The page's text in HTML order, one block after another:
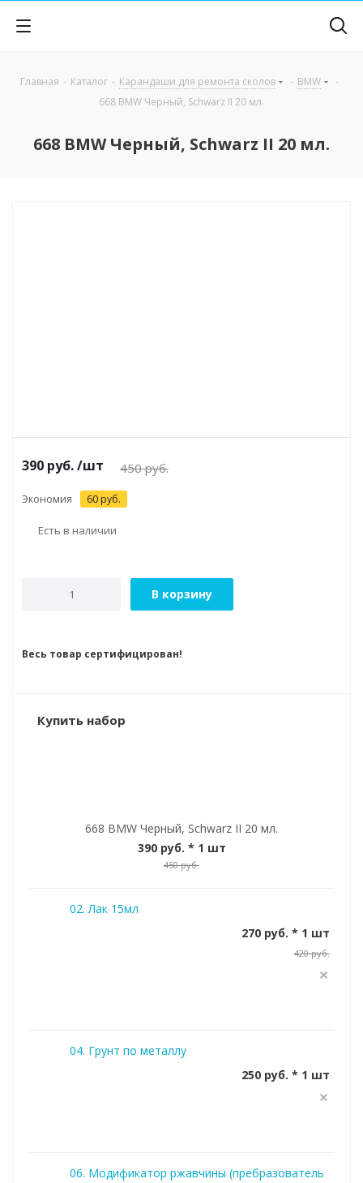
Главная - Каталог - Карандаши для ремонта сколов - BMW
-
668 BMW Черный, Schwarz II 20 мл.
668 BMW Черный, Schwarz II 20 мл.
390 руб./шт 450руб.
Экономия 60 руб.
Есть в наличии
В корзину
Весь товар сертифицирован!
Купить набор
668 BMW Черный, Schwarz II 20 мл.
390 руб. * 1 шт
450 руб.
02. Лак 15мл
270 руб. * 1 шт
420 руб.
04. Грунт по металлу
250 руб. * 1 шт
06. Модификатор ржавчины (пребразователь